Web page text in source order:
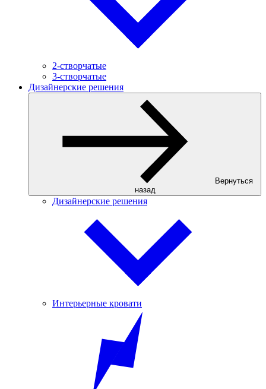
2-створчатые
3-створчатые
Дизайнерские решения
Вернуться
назад
Дизайнерские решения
Интерьерные кровати